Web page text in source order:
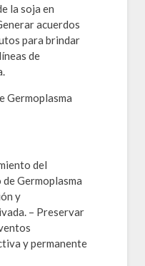
la soja en
acuerdos
para brindar
de
Germoplasma
del
Germoplasma
y
– Preservar
y permanente